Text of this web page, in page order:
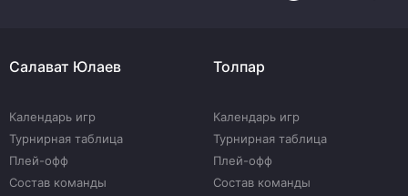
Салават Юлаев
Календарь игр
Турнирная таблица
Плей-офф
Состав команды
Толпар
Календарь игр
Турнирная таблица
Плей-офф
Состав команды